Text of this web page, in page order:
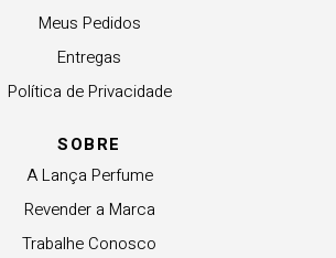
Meus Pedidos
Entregas
Política de Privacidade
SOBRE
A Lança Perfume
Revender a Marca
Trabalhe Conosco